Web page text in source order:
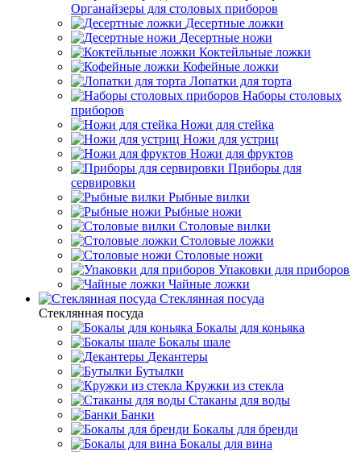
Органайзеры для столовых приборов
Десертные ложки
Десертные ножи
Коктейльные ложки
Кофейные ложки
Лопатки для торта
Наборы столовых
приборов
Ножи для стейка
Ножи для устриц
Ножи для фруктов
Приборы для
сервировки
Рыбные вилки
Рыбные ножи
Столовые вилки
Столовые ложки
Столовые ножи
Упаковки для приборов
Чайные ложки
Стеклянная посуда
Стеклянная посуда
Бокалы для коньяка
Бокалы шале
Декантеры
Бутылки
Кружки из стекла
Стаканы для воды
Банки
Бокалы для бренди
Бокалы для вина